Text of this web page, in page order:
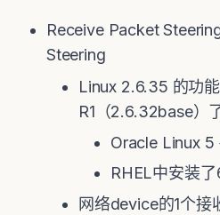
Receive Packet
Steering
Linux 2.6.35 的功
R1（2.6.32base）
Oracle Linux 5
RHEL中安装了
网络device的1个接